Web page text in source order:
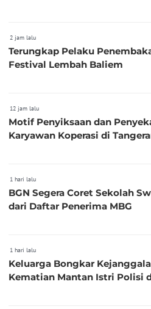
2 jam lalu
Terungkap Pelaku
Festival Lembah Baliem
12 jam lalu
Motif Penyiksaan dan
Karyawan Koperasi di
1 hari lalu
BGN Segera Coret Sekolah
dari Daftar Penerima MBG
1 hari lalu
Keluarga Bongkar
Kematian Mantan Istri Polisi